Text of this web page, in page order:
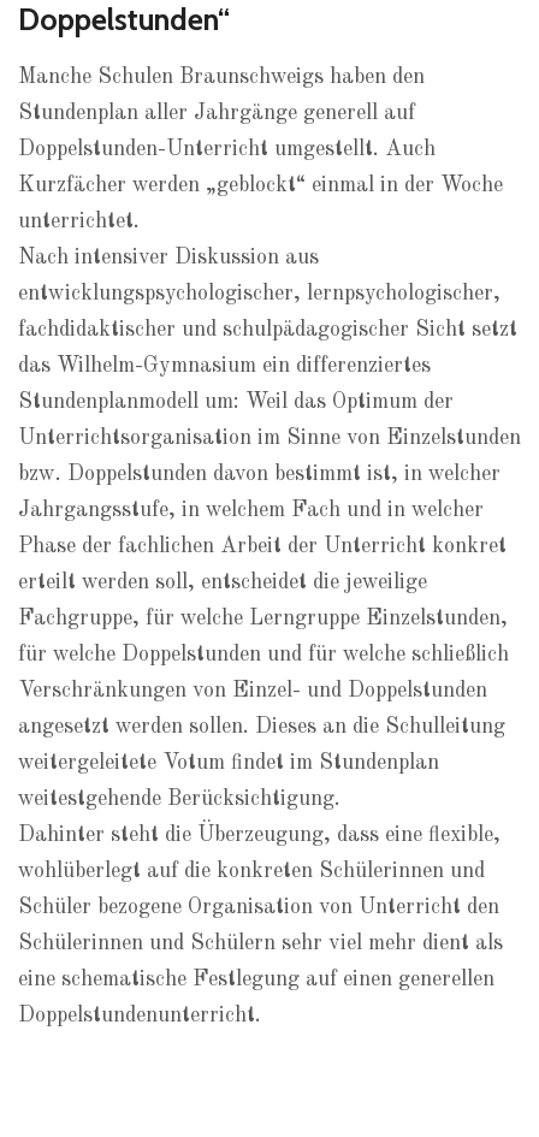
Doppelstunden“
Manche Schulen Braunschweigs haben den
Stundenplan aller Jahrgänge generell auf
Doppelstunden-Unterricht umgestellt. Auch
Kurzfächer werden „geblockt“ einmal in der Woche
unterrichtet.
Nach intensiver Diskussion aus
entwicklungspsychologischer, lernpsychologischer,
fachdidaktischer und schulpädagogischer Sicht setzt
das Wilhelm-Gymnasium ein differenziertes
Stundenplanmodell um: Weil das Optimum der
Unterrichtsorganisation im Sinne von Einzelstunden
bzw. Doppelstunden davon bestimmt ist, in welcher
Jahrgangsstufe, in welchem Fach und in welcher
Phase der fachlichen Arbeit der Unterricht konkret
erteilt werden soll, entscheidet die jeweilige
Fachgruppe, für welche Lerngruppe Einzelstunden,
für welche Doppelstunden und für welche schließlich
Verschränkungen von Einzel- und Doppelstunden
angesetzt werden sollen. Dieses an die Schulleitung
weitergeleitete Votum findet im Stundenplan
weitestgehende Berücksichtigung.
Dahinter steht die Überzeugung, dass eine flexible,
wohlüberlegt auf die konkreten Schülerinnen und
Schüler bezogene Organisation von Unterricht den
Schülerinnen und Schülern sehr viel mehr dient als
eine schematische Festlegung auf einen generellen
Doppelstundenunterricht.